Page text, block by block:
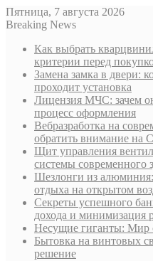
Пятница, 7 августа 2026
Breaking News
Как выбрать
критерии перед
Замена замка в двери:
проходит установка
Лицензия МЧС: зачем
процесс оформления
Вебразработка на
обратить внимание на
Щит управления
системы современного
Шезлонги из алюминия:
отдыха на открытом
Секреты успешного
дохода и минимизация
Несущие гиганты: Мир
Бытовка на винтовых
решение